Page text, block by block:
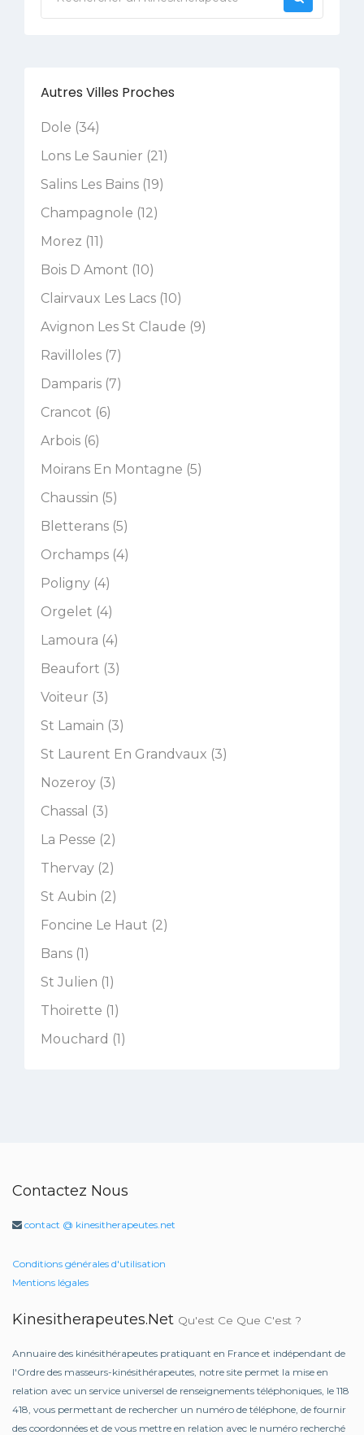
Autres Villes Proches
Dole (34)
Lons Le Saunier (21)
Salins Les Bains (19)
Champagnole (12)
Morez (11)
Bois D Amont (10)
Clairvaux Les Lacs (10)
Avignon Les St Claude (9)
Ravilloles (7)
Damparis (7)
Crancot (6)
Arbois (6)
Moirans En Montagne (5)
Chaussin (5)
Bletterans (5)
Orchamps (4)
Poligny (4)
Orgelet (4)
Lamoura (4)
Beaufort (3)
Voiteur (3)
St Lamain (3)
St Laurent En Grandvaux (3)
Nozeroy (3)
Chassal (3)
La Pesse (2)
Thervay (2)
St Aubin (2)
Foncine Le Haut (2)
Bans (1)
St Julien (1)
Thoirette (1)
Mouchard (1)
Contactez Nous
contact @ kinesitherapeutes.net
Conditions générales d'utilisation
Mentions légales
Kinesitherapeutes.net Qu'est Ce Que C'est ?
Annuaire des kinésithérapeutes pratiquant en France et indépendant de
l'Ordre des masseurs-kinésithérapeutes, notre site permet la mise en
relation avec un service universel de renseignements téléphoniques, le 118
418, vous permettant de rechercher un numéro de téléphone, de fournir
des coordonnées et de vous mettre en relation avec le numéro recherché